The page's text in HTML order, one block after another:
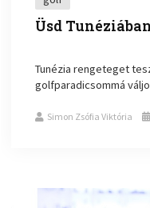
Üsd
Tunézia rengeteget
golfparadicsommá
Simon Zsófia Viktória